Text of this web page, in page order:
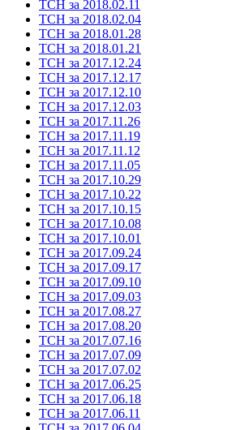
ТСН за 2018.02.11
ТСН за 2018.02.04
ТСН за 2018.01.28
ТСН за 2018.01.21
ТСН за 2017.12.24
ТСН за 2017.12.17
ТСН за 2017.12.10
ТСН за 2017.12.03
ТСН за 2017.11.26
ТСН за 2017.11.19
ТСН за 2017.11.12
ТСН за 2017.11.05
ТСН за 2017.10.29
ТСН за 2017.10.22
ТСН за 2017.10.15
ТСН за 2017.10.08
ТСН за 2017.10.01
ТСН за 2017.09.24
ТСН за 2017.09.17
ТСН за 2017.09.10
ТСН за 2017.09.03
ТСН за 2017.08.27
ТСН за 2017.08.20
ТСН за 2017.07.16
ТСН за 2017.07.09
ТСН за 2017.07.02
ТСН за 2017.06.25
ТСН за 2017.06.18
ТСН за 2017.06.11